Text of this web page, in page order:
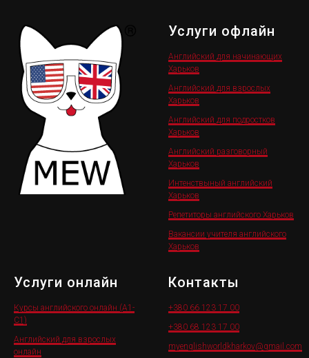
Услуги офлайн
Английский для начинающих
Харьков
Английский для взрослых
Харьков
Английский для подростков
Харьков
Английский разговорный
Харьков
Интенствыный английский
Харьков
Репетиторы английского Харьков
Вакансии учителя английского
Харьков
Услуги онлайн
Курсы английского онлайн (A1-
C1)
Английский для взрослых
онлайн
Контакты
+380 66 123 17 00
+380 68 123 17 00
myenglishworldkharkov@gmail.com